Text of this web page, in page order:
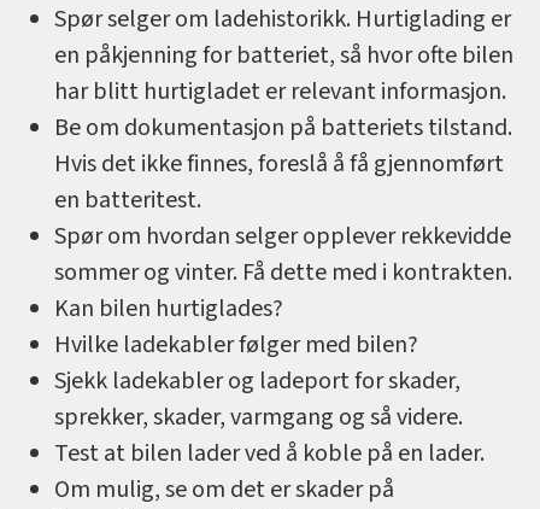
Spør selger om ladehistorikk. Hurtiglading er
en påkjenning for batteriet, så hvor ofte bilen
har blitt hurtigladet er relevant informasjon.
Be om dokumentasjon på batteriets tilstand.
Hvis det ikke finnes, foreslå å få gjennomført
en batteritest.
Spør om hvordan selger opplever rekkevidde
sommer og vinter. Få dette med i kontrakten.
Kan bilen hurtiglades?
Hvilke ladekabler følger med bilen?
Sjekk ladekabler og ladeport for skader,
sprekker, skader, varmgang og så videre.
Test at bilen lader ved å koble på en lader.
Om mulig, se om det er skader på